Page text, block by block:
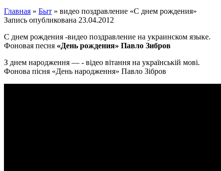
Главная » Быт » видео поздравление «С днем рождения»
Запись опубликована 23.04.2012
С днем рождения -видео поздравление на украинском языке.
Фоновая песня «День рождения» Павло Зибров
З днем народження — - відео вітання на українській мові.
Фонова пісня «День народження» Павло Зібров